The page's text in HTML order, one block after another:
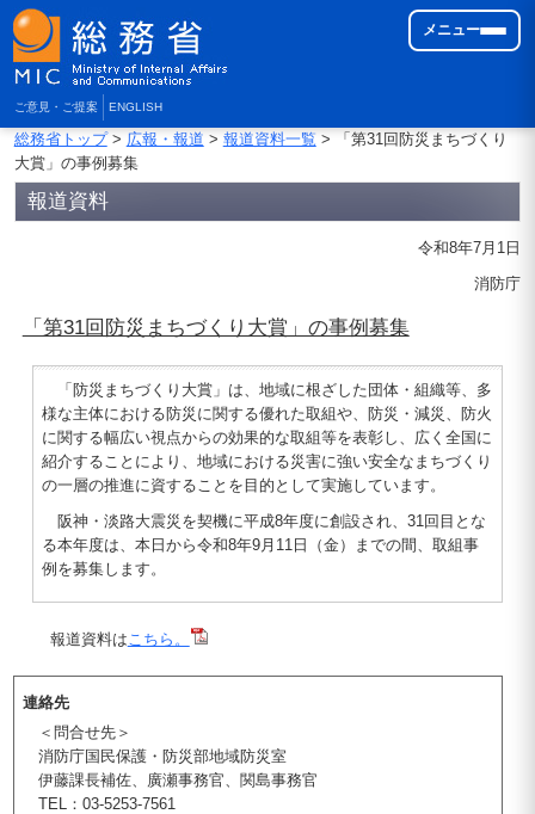
ご意見・ご提案 ENGLISH
メニュー
総務省トップ> 広報・報道 > 報道資料一覧> 「第31回防災まちづくり
大賞」の事例募集
報道資料
令和8年7月1日
消防庁
「第31回防災まちづくり大賞」の事例募集
「防災まちづくり大賞」は、地域に根ざした団体・組織等、多
様な主体における防災に関する優れた取組や、防災・減災、防火
に関する幅広い視点からの効果的な取組等を表彰し、広く全国に
紹介することにより、地域における災害に強い安全なまちづくり
の一層の推進に資することを目的として実施しています。
阪神・淡路大震災を契機に平成8年度に創設され、31回目とな
る本年度は、本日から令和8年9月11日（金）までの間、取組事
例を募集します。
報道資料はこちら。
連絡先
＜問合せ先＞
消防庁国民保護・防災部地域防災室
伊藤課長補佐、廣瀬事務官、関島事務官
TEL：03-5253-7561